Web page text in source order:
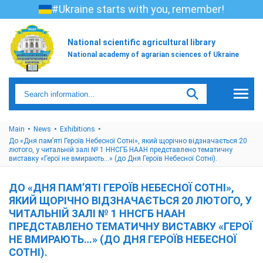
#Ukraine starts with you, remember!
National scientific agricultural library
National academy of agrarian sciences of Ukraine
Main News
Exhibitions
До «Дня пам’яті Героїв Небесної Сотні», який щорічно відзначається 20
лютого, у читальній залі № 1 ННСГБ НААН представлено тематичну
виставку «Герої не вмирають…» (до Дня Героїв Небесної Сотні).
ДО «ДНЯ ПАМ’ЯТІ ГЕРОЇВ НЕБЕСНОЇ СОТНІ»,
ЯКИЙ ЩОРІЧНО ВІДЗНАЧАЄТЬСЯ 20 ЛЮТОГО, У
ЧИТАЛЬНІЙ ЗАЛІ № 1 ННСГБ НААН
ПРЕДСТАВЛЕНО ТЕМАТИЧНУ ВИСТАВКУ «ГЕРОЇ
НЕ ВМИРАЮТЬ…» (ДО ДНЯ ГЕРОЇВ НЕБЕСНОЇ
СОТНІ).